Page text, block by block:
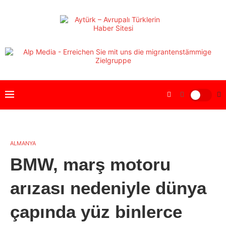
ALMANYA
BMW, marş motoru
arızası nedeniyle dünya
çapında yüz binlerce